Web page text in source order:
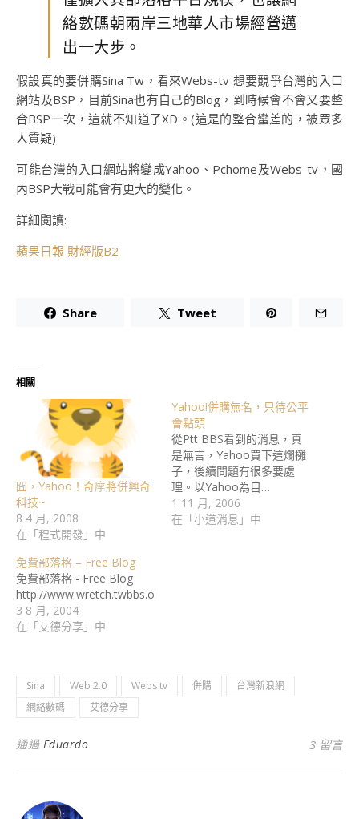
絡數碼朝兩岸三地華人市場經營邁
出一大步。
假設真的要併購Sina Tw，看來Webs-tv 想要競爭台灣的入口
網站及BSP，目前Sina也有自己的Blog，到時候會不會又要整
合BSP一次，這就不知道了XD。(這是的整合蠻差的，被眾多
人質疑)
可能台灣的入口網站將變成Yahoo、Pchome及Webs-tv，國
內BSP大戰可能會有更大的變化。
詳細閱讀:
蘋果日報 財經版B2
Share Tweet
相關
囧，Yahoo！奇摩將併興奇
科技~
8 4 月, 2008
在「程式開發」中
Yahoo!併購無名，只待公平
會點頭
從Ptt BBS看到的消息，真
是無言，Yahoo買下這爛攤
子，後續問題有很多要處
理。以Yahoo為目…
1 11 月, 2006
在「小道消息」中
免費部落格 – Free Blog
免費部落格 - Free Blog
http://www.wretch.twbbs.org/blog…
3 8 月, 2004
在「艾德分享」中
Sina Web 2.0 Webs tv 併購
台灣新浪網
網絡數碼
艾德分享
通過 Eduardo 3 留言